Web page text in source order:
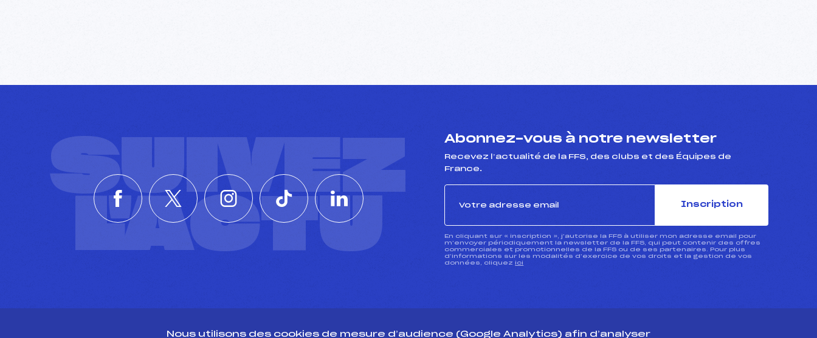
SUIVEZ
L'ACTU
Abonnez-vous à notre newsletter
Recevez l’actualité de la FFS, des clubs et des Équipes de
France.
Inscription
En cliquant sur « inscription », j’autorise la FFS à utiliser mon adresse email pour
m’envoyer périodiquement la newsletter de la FFS, qui peut contenir des offres
commerciales et promotionnelles de la FFS ou de ses partenaires. Pour plus
d’informations sur les modalités d’exercice de vos droits et la gestion de vos
données, cliquez ici
Nous utilisons des cookies de mesure d’audience (Google Analytics) afin d’analyser